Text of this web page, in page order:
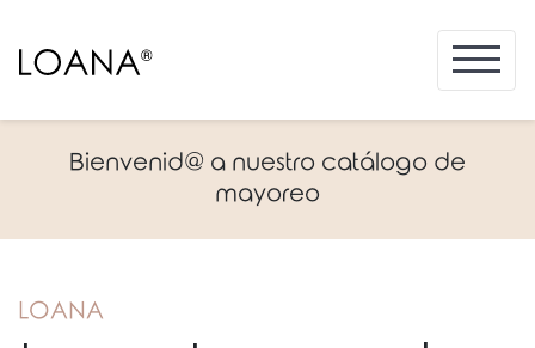
Bienvenid@ a nuestro catálogo de
mayoreo
LOANA